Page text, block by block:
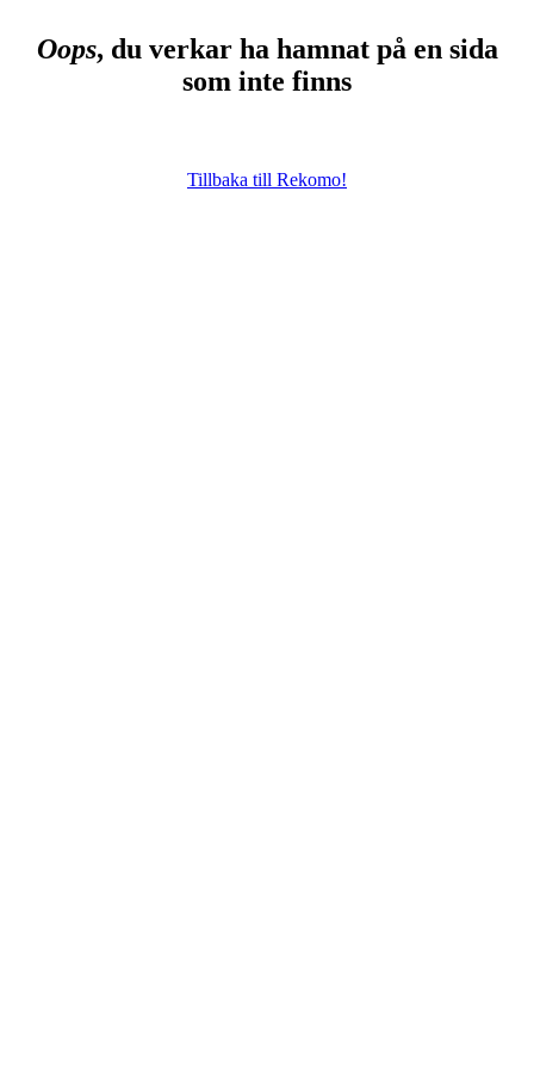
Oops, du verkar ha hamnat på en sida
som inte finns
Tillbaka till Rekomo!